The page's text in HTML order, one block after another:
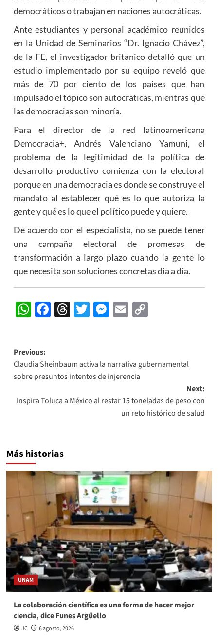
democráticos o trabajan en naciones autocráticas.
Ante estudiantes y personal académico reunidos
en la Unidad de Seminarios “Dr. Ignacio Chávez”,
de la FE, el investigador británico detalló que un
estudio implementado por su equipo reveló que
más de 70 por ciento de los países que han
impulsado el tópico son autocráticas, mientras que
las democracias son minoría.
Para el director de la red latinoamericana
Democracia+, Andrés Valenciano Yamuni, el
problema de la legitimidad de la política de
desarrollo productivo comienza con la electoral
porque en una democracia es donde se construye el
mandato al establecer qué es lo que autoriza la
gente y qué es lo que el político puede y quiere.
De acuerdo con el especialista, no se puede tener
una campaña electoral de promesas de
transformación a largo plazo cuando la gente lo
que necesita son soluciones concretas día a día.
WhatsApp
Facebook
Threads
Twitter
Messenger
EmailCopy
Post
navigation
Previous:
Claudia Sheinbaum activa la narrativa gubernamental
sobre presuntos intentos de injerencia
Next:
Inspira Toluca a México al restar 15 toneladas de peso con
un reto histórico de salud
Más historias
UNAM
La colaboración científica es una forma de hacer mejor
ciencia, dice Funes Argüello
JC 6 agosto, 2026